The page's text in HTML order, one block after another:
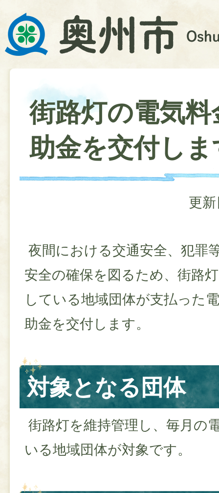
街路灯の電気料
助金を交付しま
更
夜間における交通安全、犯罪
安全の確保を図るため、街路
している地域団体が支払った
助金を交付します。
対象となる団体
街路灯を維持管理し、毎月の
いる地域団体が対象です。